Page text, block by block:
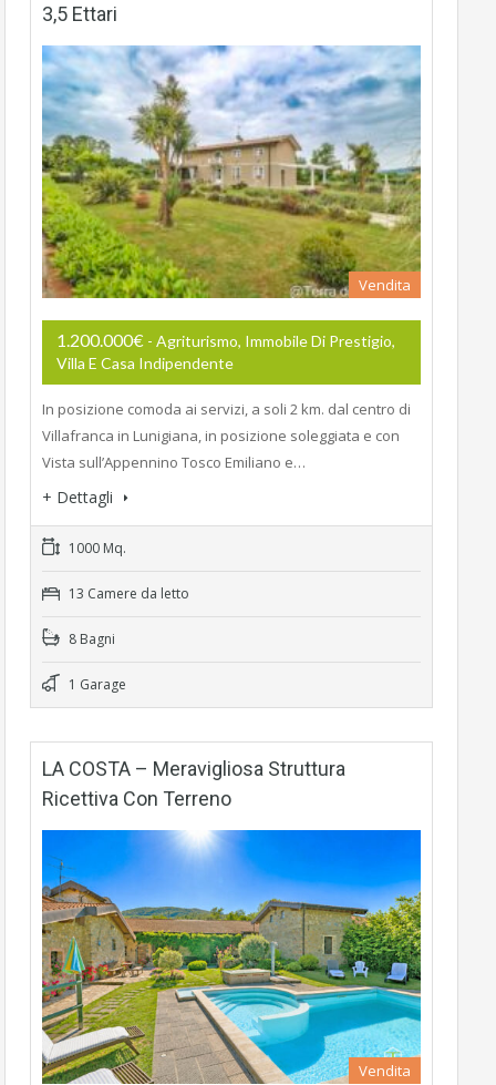
3,5 Ettari
Vendita
1.200.000€ - Agriturismo, Immobile Di Prestigio,
Villa E Casa Indipendente
In posizione comoda ai servizi, a soli 2 km. dal centro di
Villafranca in Lunigiana, in posizione soleggiata e con
Vista sull’Appennino Tosco Emiliano e…
+ Dettagli
1000 Mq.
13 Camere da letto
8 Bagni
1 Garage
LA COSTA – Meravigliosa Struttura
Ricettiva Con Terreno
Vendita